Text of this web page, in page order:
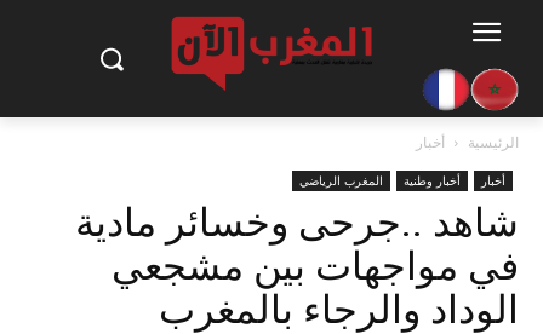
الرئيسية أخبار
أخبار أخبار وطنية المغرب الرياضي
شاهد ..جرحى وخسائر مادية
في مواجهات بين مشجعي
الوداد والرجاء بالمغرب